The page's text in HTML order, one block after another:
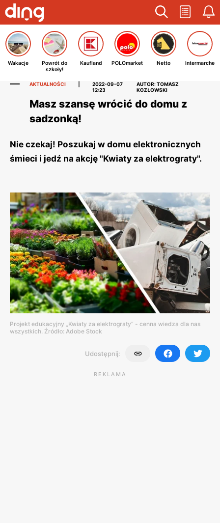
Wakacje
Powrót do
szkoły!
Kaufland POLOmarket Netto Intermarche
AKTUALNOŚCI
2022-09-07
12:23
AUTOR: TOMASZ
KOZŁOWSKI
Masz szansę wrócić do domu z
sadzonką!
Nie czekaj! Poszukaj w domu elektronicznych
śmieci i jedź na akcję "Kwiaty za elektrograty".
Projekt edukacyjny „Kwiaty za elektrograty” - cenna wiedza dla nas
wszystkich. Źródło: Adobe Stock
Udostępnij:
REKLAMA